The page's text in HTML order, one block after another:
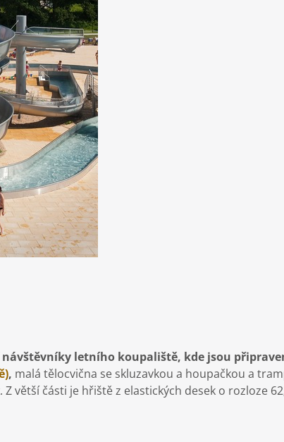
letního koupaliště, kde jsou
, malá tělocvična se skluzavkou a houpačkou a
větší části je hřiště z elastických desek o rozloze